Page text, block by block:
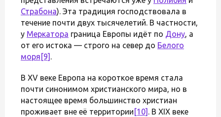
Страбона). Эта традиция господствовала в
течение почти двух тысячелетий. В частности,
у Меркатора граница Европы идёт по Дону, а
от его истока — строго на север до Белого
моря [9] .
В XV веке Европа на короткое время стала
почти синонимом христианского мира, но в
настоящее время большинство христиан
проживает вне её территории [10] . В XIX веке